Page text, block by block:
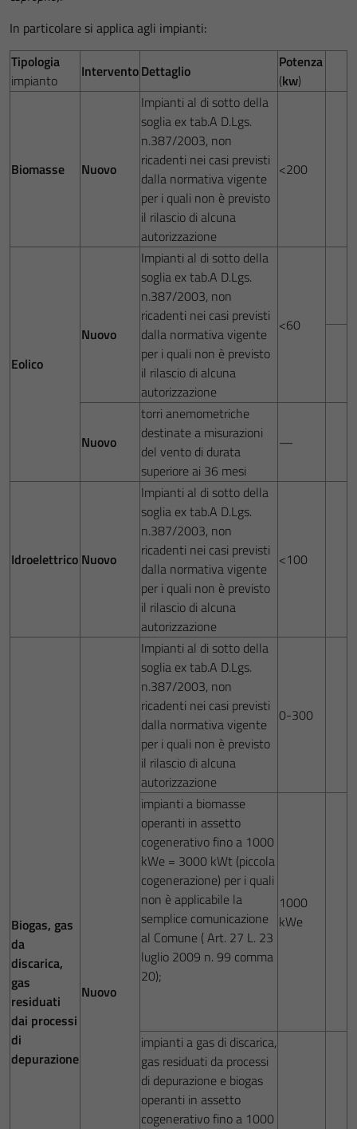
In particolare si applica agli impianti:
Tipologia
impianto
InterventoDettaglio
Potenza
(kw)
Biomasse Nuovo
Impianti al di sotto della
soglia ex tab.A D.Lgs.
n.387/2003, non
ricadenti nei casi previsti
dalla normativa vigente
per i quali non è previsto
il rilascio di alcuna
autorizzazione
<200
Eolico
Nuovo
Impianti al di sotto della
soglia ex tab.A D.Lgs.
n.387/2003, non
ricadenti nei casi previsti
dalla normativa vigente
per i quali non è previsto
il rilascio di alcuna
autorizzazione
<60
Nuovo
torri anemometriche
destinate a misurazioni
del vento di durata
superiore ai 36 mesi
—
Idroelettrico Nuovo
Impianti al di sotto della
soglia ex tab.A D.Lgs.
n.387/2003, non
ricadenti nei casi previsti
dalla normativa vigente
per i quali non è previsto
il rilascio di alcuna
autorizzazione
<100
Biogas, gas
da
discarica,
gas
residuati
dai processi
di
depurazione
Nuovo
Impianti al di sotto della
soglia ex tab.A D.Lgs.
n.387/2003, non
ricadenti nei casi previsti
dalla normativa vigente
per i quali non è previsto
il rilascio di alcuna
autorizzazione
0-300
impianti a biomasse
operanti in assetto
cogenerativo fino a 1000
kWe = 3000 kWt (piccola
cogenerazione) per i quali
non è applicabile la
semplice comunicazione
al Comune ( Art. 27 L. 23
luglio 2009 n. 99 comma
20);
1000
kWe
impianti a gas di discarica,
gas residuati da processi
di depurazione e biogas
operanti in assetto
cogenerativo fino a 1000